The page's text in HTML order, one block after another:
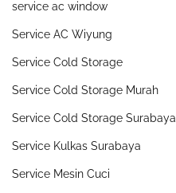
service ac window
Service AC Wiyung
Service Cold Storage
Service Cold Storage Murah
Service Cold Storage Surabaya
Service Kulkas Surabaya
Service Mesin Cuci